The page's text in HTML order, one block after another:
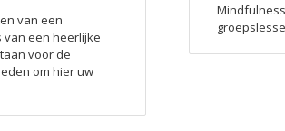
van een
van een heerlijke
voor de
om hier uw